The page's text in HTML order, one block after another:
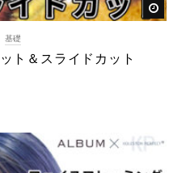
後
基礎
ト＆スライドカット